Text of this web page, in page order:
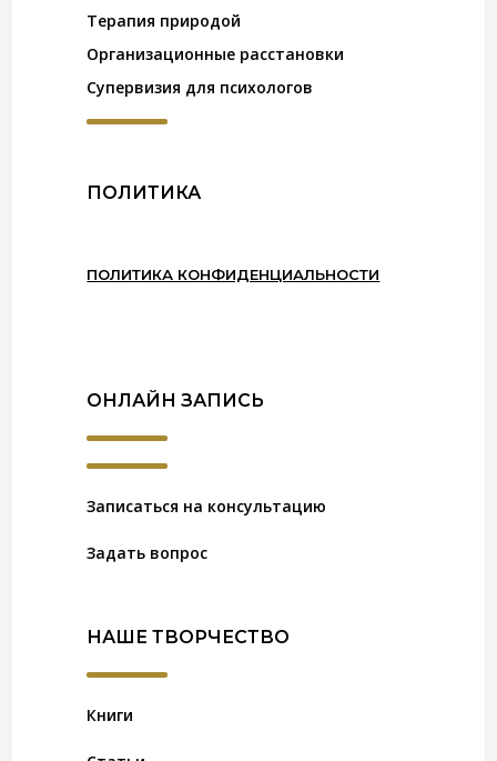
Терапия природой
Организационные расстановки
Супервизия для психологов
ПОЛИТИКА
ПОЛИТИКА КОНФИДЕНЦИАЛЬНОСТИ
ОНЛАЙН ЗАПИСЬ
Записаться на консультацию
Задать вопрос
НАШЕ ТВОРЧЕСТВО
Книги